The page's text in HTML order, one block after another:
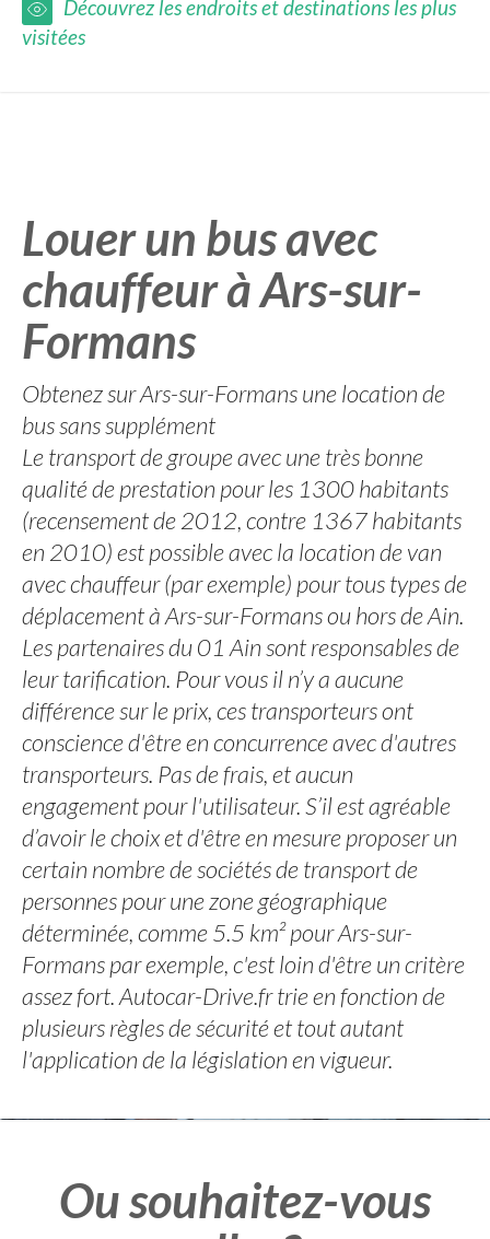
Découvrez les endroits et destinations les plus
visitées
Louer un bus avec
chauffeur à Ars-sur-
Formans
Obtenez sur Ars-sur-Formans une location de
bus sans supplément
Le transport de groupe avec une très bonne
qualité de prestation pour les 1300 habitants
(recensement de 2012, contre 1367 habitants
en 2010) est possible avec la location de van
avec chauffeur (par exemple) pour tous types de
déplacement à Ars-sur-Formans ou hors de Ain.
Les partenaires du 01 Ain sont responsables de
leur tarification. Pour vous il n’y a aucune
différence sur le prix, ces transporteurs ont
conscience d'être en concurrence avec d'autres
transporteurs. Pas de frais, et aucun
engagement pour l'utilisateur. S’il est agréable
d’avoir le choix et d'être en mesure proposer un
certain nombre de sociétés de transport de
personnes pour une zone géographique
déterminée, comme 5.5 km² pour Ars-sur-
Formans par exemple, c'est loin d'être un critère
assez fort. Autocar-Drive.fr trie en fonction de
plusieurs règles de sécurité et tout autant
l'application de la législation en vigueur.
Ou souhaitez-vous